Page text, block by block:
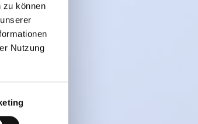
zu können
Nutzung